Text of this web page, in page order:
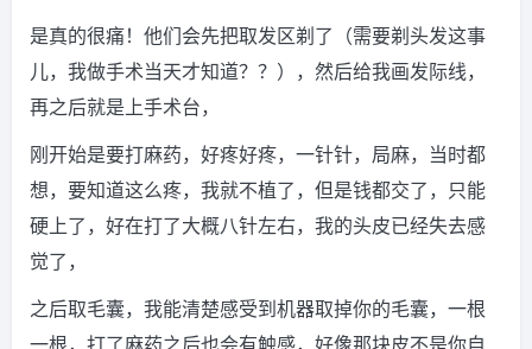
是真的很痛！他们会先把取发区剃了（需要剃头发这事
儿，我做手术当天才知道？？），然后给我画发际线，
再之后就是上手术台，
刚开始是要打麻药，好疼好疼，一针针，局麻，当时都
想，要知道这么疼，我就不植了，但是钱都交了，只能
硬上了，好在打了大概八针左右，我的头皮已经失去感
觉了，
之后取毛囊，我能清楚感受到机器取掉你的毛囊，一根